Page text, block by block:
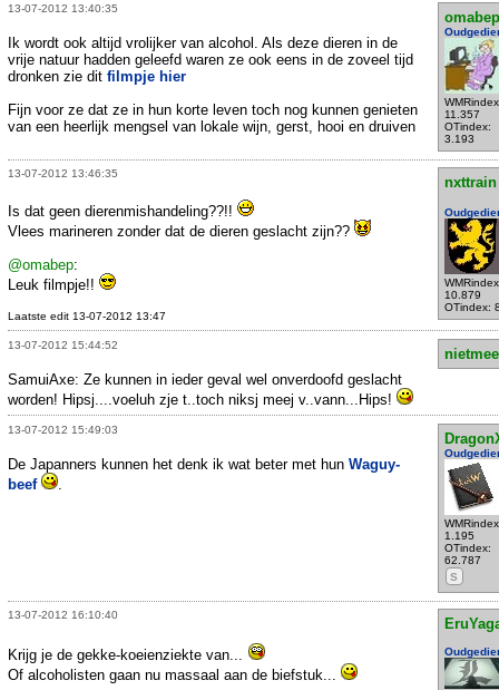
13-07-2012 13:40:35
omabep
11.357
OTindex:
3.193
Ik wordt ook altijd vrolijker van alcohol. Als deze dieren in de
vrije natuur hadden geleefd waren ze ook eens in de zoveel tijd
dronken zie dit filmpje hier
Fijn voor ze dat ze in hun korte leven toch nog kunnen genieten
van een heerlijk mengsel van lokale wijn, gerst, hooi en druiven
13-07-2012 13:46:35
nxttrain
10.879
OTindex:
Is dat geen dierenmishandeling??!!
Vlees marineren zonder dat de dieren geslacht zijn??
@omabep:
Leuk filmpje!!
Laatste edit 13-07-2012 13:47
13-07-2012 15:44:52
SamuiAxe: Ze kunnen in ieder geval wel onverdoofd geslacht
worden! Hipsj....voeluh zje t..toch niksj meej v..vann...Hips!
13-07-2012 15:49:03
1.195
OTindex:
62.787
S
De Japanners kunnen het denk ik wat beter met hun Waguy-
beef
13-07-2012 16:10:40
Krijg je de gekke-koeienziekte van...
Of alcoholisten gaan nu massaal aan de biefstuk...